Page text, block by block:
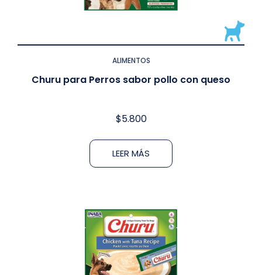
ALIMENTOS
Churu para Perros sabor pollo con queso
$5.800
LEER MÁS